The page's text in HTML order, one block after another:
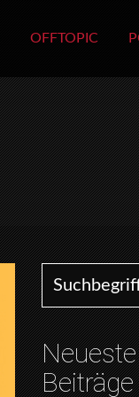
OFFTOPIC
Search for:
Neueste
Beiträge